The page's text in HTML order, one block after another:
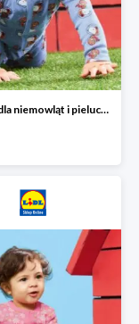
Artykuły dla niemowląt i pieluchy w Lidlu Online do -41%